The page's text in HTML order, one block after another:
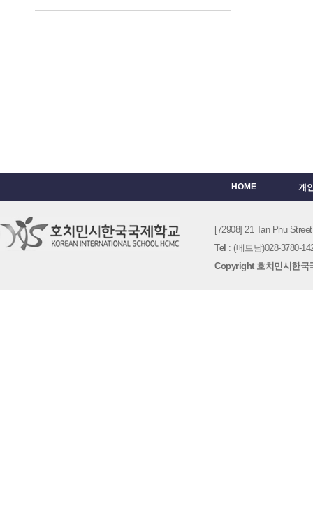
HOME 개
[72908] 21 Tan Phu
Tel : (베트남)028-3780-
Copyright 호치민시한국